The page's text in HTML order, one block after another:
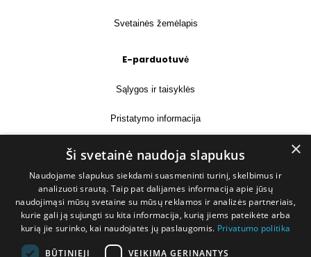
Svetainės žemėlapis
E-parduotuvė
Sąlygos ir taisyklės
Pristatymo informacija
Prekių grąžinimas
Kontaktai
+370 677 31358
×
Ši svetainė naudoja slapukus
Naudojame slapukus siekdami suasmeninti turinį, skelbimus ir
analizuoti srautą. Taip pat dalijamės informacija apie jūsų
naudojimąsi mūsų svetaine su mūsų reklamos ir analizės partneriais,
kurie gali ją sujungti su kita informacija, kurią jiems pateikėte arba
kurią jie surinko, kai naudojatės jų paslaugomis. Privatumo politika
BŪTINIEJI VEIKIMĄ GERINANTYS